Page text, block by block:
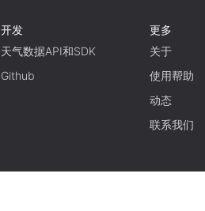
开发
天气数据API和SDK
Github
更多
关于
使用帮助
动态
联系我们